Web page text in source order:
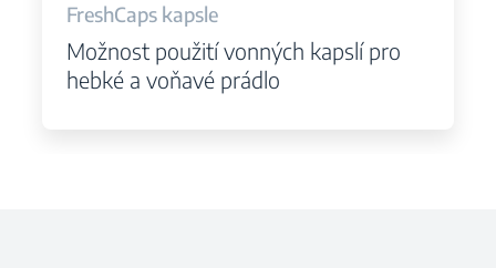
FreshCaps kapsle
Možnost použití vonných kapslí pro
hebké a voňavé prádlo